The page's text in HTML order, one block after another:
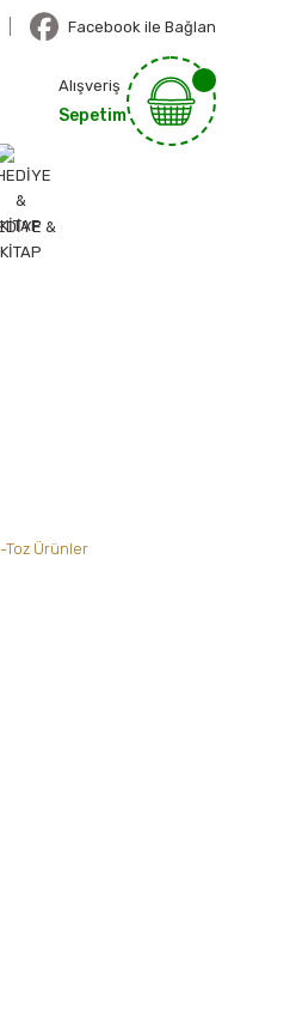
Facebook ile Bağlan
Alışveriş
Sepetim
&
KİTAP
-Toz Ürünler